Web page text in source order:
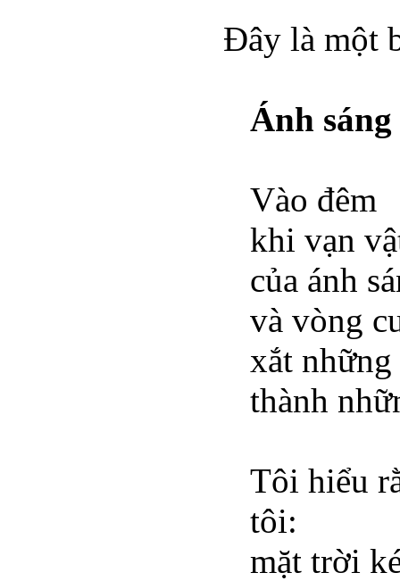
Đây là một
Ánh sáng
Vào đêm
khi vạn
của ánh
và vòng
xắt
thành
Tôi hiểu
tôi:
mặt trời